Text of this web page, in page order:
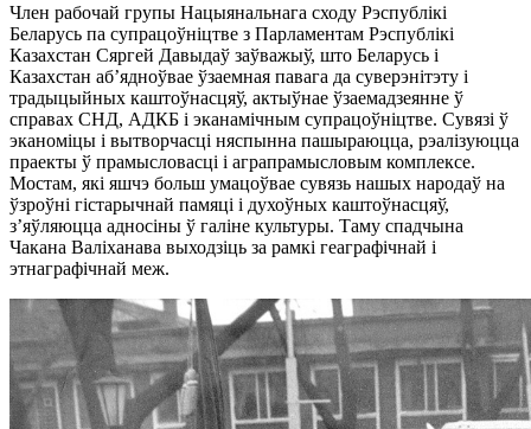
Член рабочай групы Нацыянальнага сходу Рэспублікі
Беларусь па супрацоўніцтве з Парламентам Рэспублікі
Казахстан Сяргей Давыдаў заўважыў, што Беларусь і
Казахстан аб’ядноўвае ўзаемная павага да суверэнітэту і
традыцыйных каштоўнасцяў, актыўнае ўзаемадзеянне ў
справах СНД, АДКБ і эканамічным супрацоўніцтве. Сувязі ў
эканоміцы і вытворчасці няспынна пашыраюцца, рэалізуюцца
праекты ў прамысловасці і аграпрамысловым комплексе.
Мостам, які яшчэ больш умацоўвае сувязь нашых народаў на
ўзроўні гістарычнай памяці і духоўных каштоўнасцяў,
з’яўляюцца адносіны ў галіне культуры. Таму спадчына
Чакана Валіханава выходзіць за рамкі геаграфічнай і
этнаграфічнай меж.